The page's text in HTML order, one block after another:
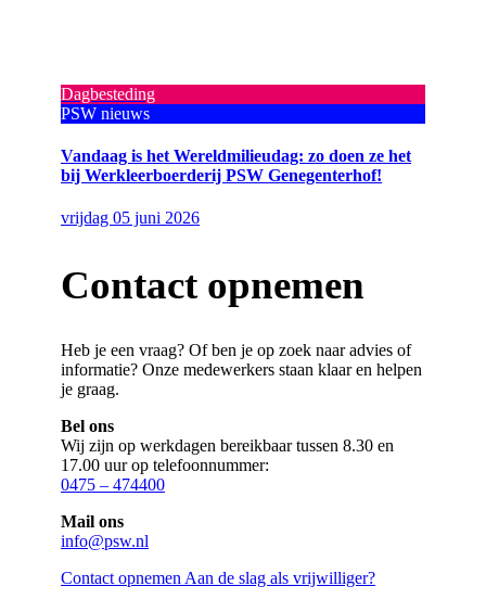
Dagbesteding
PSW nieuws
Vandaag is het Wereldmilieudag: zo doen ze het
bij Werkleerboerderij PSW Genegenterhof!
vrijdag 05 juni 2026
Contact opnemen
Heb je een vraag? Of ben je op zoek naar advies of
informatie? Onze medewerkers staan klaar en helpen
je graag.
Bel ons
Wij zijn op werkdagen bereikbaar tussen 8.30 en
17.00 uur op telefoonnummer:
0475 – 474400
Mail ons
info@psw.nl
Contact opnemenAan de slag als vrijwilliger?